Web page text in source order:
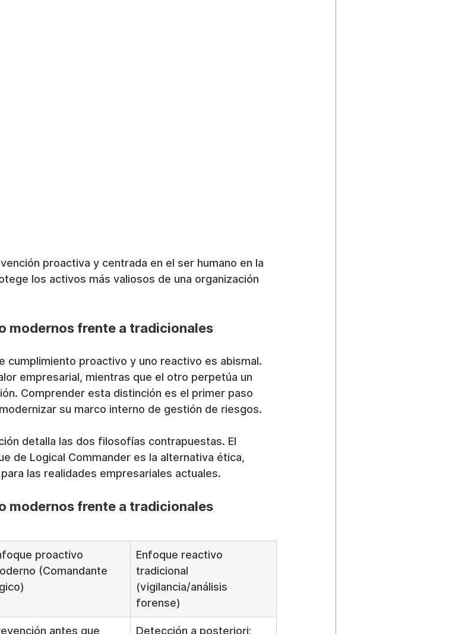
proactiva y centrada en el ser humano en la
los activos más valiosos de una organización
modernos frente a tradicionales
cumplimiento proactivo y uno reactivo es abismal.
empresarial, mientras que el otro perpetúa un
Comprender esta distinción es el primer paso
su marco interno de gestión de riesgos.
detalla las dos filosofías contrapuestas. El
de Logical Commander es la alternativa ética,
las realidades empresariales actuales.
modernos frente a tradicionales
proactivo
(Comandante
Enfoque reactivo
tradicional
(vigilancia/análisis
forense)
antes que
Detección a posteriori;